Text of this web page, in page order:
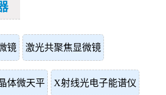
镜 激光共聚焦显微镜
体微天平 X射线光电子能谱仪